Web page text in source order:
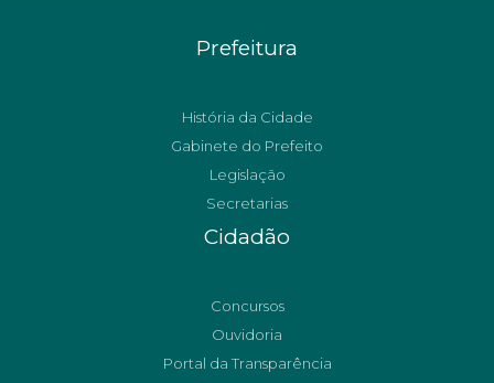
Prefeitura
História da Cidade
Gabinete do Prefeito
Legislação
Secretarias
Cidadão
Concursos
Ouvidoria
Portal da Transparência